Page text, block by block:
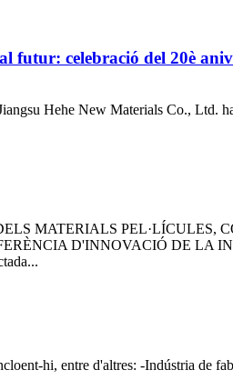
celebració del 20è
Hehe New Materials Co., Ltd.
MATERIALS PEL·LÍCULES,
D'INNOVACIÓ DE LA
hi, entre d'altres: -Indústria de